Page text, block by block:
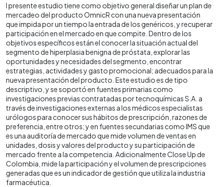
l presente estudio tiene como objetivo general diseñar un plan de
mercadeo del producto OmnicR con una nueva presentación
que impida por un tiempo la entrada de los genéricos, y recuperar
participación en el mercado en que compite. Dentro de los
objetivos específicos están el conocer la situación actual del
segmento de hiperplasia benigna de próstata, explorar las
oportunidades y necesidades del segmento, encontrar
estrategias, actividades y gasto promocional; adecuados para la
nueva presentación del producto. Este estudio es de tipo
descriptivo, y se soportó en fuentes primarias como
investigaciones previas contratadas por tecnoquímicas S.A. a
través de investigaciones externas a los médicos especialistas
urólogos para conocer sus hábitos de prescripción, razones de
preferencia, entre otros; y en fuentes secundarias como IMS que
es una auditoría de mercado que mide volumen de ventas en
unidades, dosis y valores del producto y su participación de
mercado frente a la competencia. Adicionalmente Close Up de
Colombia, mide la participación y el volumen de prescripciones
generadas que es un indicador de gestión que utiliza la industria
farmacéutica.